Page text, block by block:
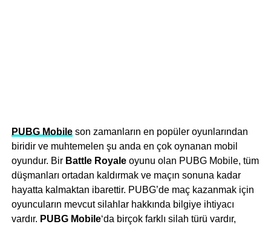
PUBG Mobileson zamanların en popüler oyunlarından
biridir ve muhtemelen şu anda en çok oynanan mobil
oyundur. Bir Battle Royaleoyunu olan PUBG Mobile, tüm
düşmanları ortadan kaldırmak ve maçın sonuna kadar
hayatta kalmaktan ibarettir. PUBG’de maç kazanmak için
oyuncuların mevcut silahlar hakkında bilgiye ihtiyacı
vardır. PUBG Mobile‘da birçok farklı silah türü vardır,